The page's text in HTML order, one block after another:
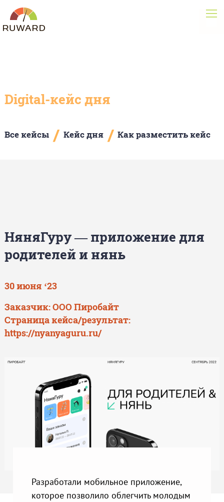
Digital-кейс дня
Все кейсы / Кейс дня / Как разместить кейс
НяняГуру — приложение для
родителей и нянь
30 июня ‘23
Заказчик: ООО Пиробайт
Страница кейса/результат:
https://nyanyaguru.ru/
Разработали мобильное приложение,
которое позволило облегчить молодым